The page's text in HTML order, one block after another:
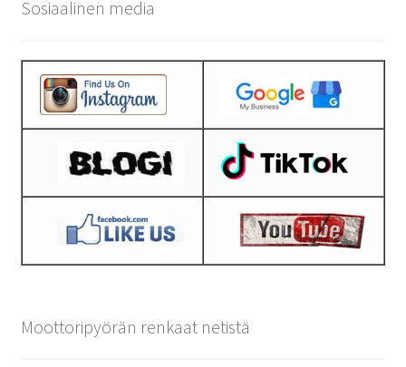
Sosiaalinen media
Moottoripyörän renkaat netistä